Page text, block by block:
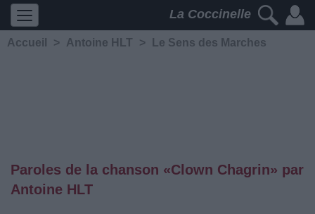
La Coccinelle
Accueil > Antoine HLT > Le Sens des Marches
Paroles de la chanson «Clown Chagrin» par
Antoine HLT